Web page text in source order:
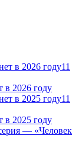
11
в 2026 году
11
в 2025 году